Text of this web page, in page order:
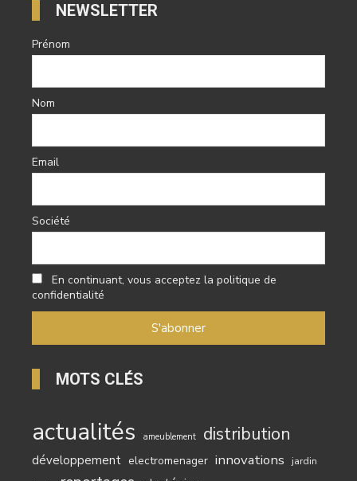
NEWSLETTER
Prénom
Nom
Email
Société
En continuant, vous acceptez la politique de
confidentialité
MOTS CLÉS
actualités ameublement distribution
développement electromenager innovations jardin